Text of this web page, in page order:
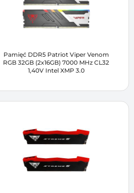
Pamięć DDR5 Patriot Viper Venom
RGB 32GB (2x16GB) 7000 MHz CL32
1,40V Intel XMP 3.0